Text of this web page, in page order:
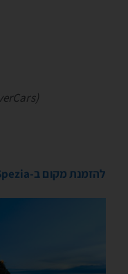
(Powered by DiscoverCars)
להזמנת מקום ב-CDH Hotel La Spezia, הקליקו כאן…